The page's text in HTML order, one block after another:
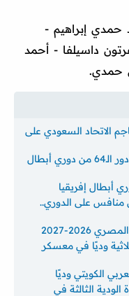
إبراهيم -
داسيلفا - أحمد
حمدي.
مهاجم الاتحاد السعودي على
موعد مباراة بيراميدز وجورماهيا في دور الـ64 من دوري أبطال
منافس على الدوري..
2027
وديًا في معسكر
الكويتي وديًا
الثالثة في